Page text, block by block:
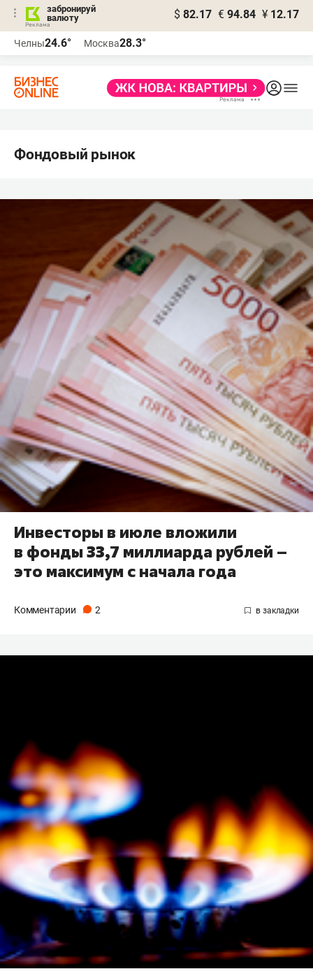
забронируй
валюту
$ 82.17 € 94.84 ¥ 12.17
Челны24.6° Москва28.3°
Фондовый рынок
Инвесторы в июле вложили
в фонды 33,7 миллиарда рублей –
это максимум с начала года
Комментарии 2